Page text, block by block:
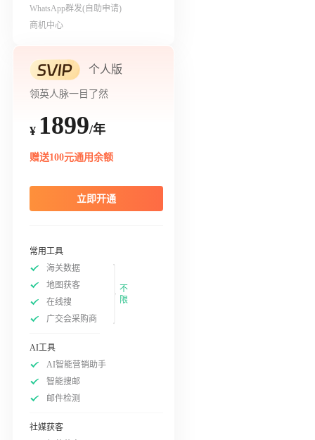
WhatsApp群发(自助申请)
商机中心
个人版
领英人脉一目了然
¥ 1899/年
赠送100元通用余额
立即开通
常用工具
海关数据
地图获客
在线搜
广交会采购商
不
限
AI工具
AI智能营销助手
智能搜邮
邮件检测
社媒获客